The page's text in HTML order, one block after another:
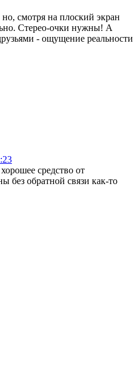
смотря на плоский экран
Стерео-очки нужны! А
- ощущение реальности
средство от
без обратной связи как-то